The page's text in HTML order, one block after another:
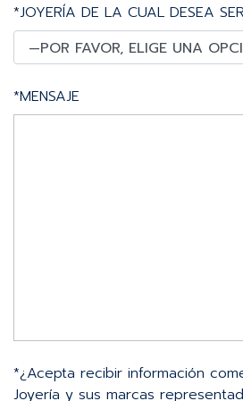
*JOYERÍA DE LA CUAL DESEA
*MENSAJE
*¿Acepta recibir información
Joyería y sus marcas